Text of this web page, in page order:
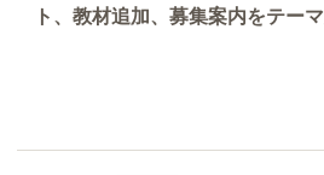
ト、教材追加、募集案内をテー